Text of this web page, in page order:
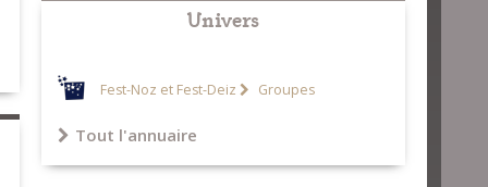
Univers
Fest-Noz et Fest-Deiz Groupes
Tout l'annuaire